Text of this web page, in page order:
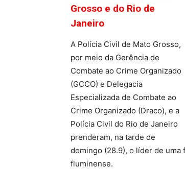
Grosso e do Rio de
Janeiro
A Polícia Civil de Mato Grosso,
por meio da Gerência de
Combate ao Crime Organizado
(GCCO) e Delegacia
Especializada de Combate ao
Crime Organizado (Draco), e a
Polícia Civil do Rio de Janeiro
prenderam, na tarde de
domingo (28.9), o líder de uma
fluminense.